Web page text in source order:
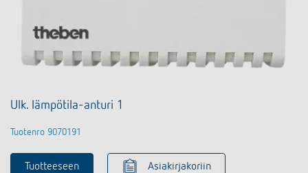
Ulk. lämpötila-anturi 1
Tuotenro 9070191
Tuotteeseen Asiakirjakoriin